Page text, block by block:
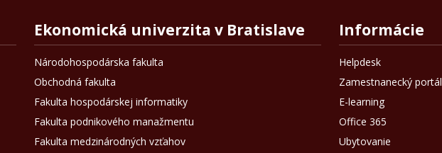
Ekonomická univerzita v Bratislave
Národohospodárska fakulta
Obchodná fakulta
Fakulta hospodárskej informatiky
Fakulta podnikového manažmentu
Fakulta medzinárodných vzťahov
Informácie
Helpdesk
Zamestnanecký portál
E-learning
Office 365
Ubytovanie